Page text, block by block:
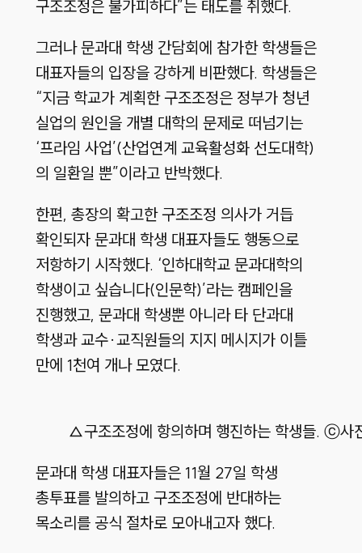
구조조정은 불가피하다”는 태도를 취했다.
그러나 문과대 학생 간담회에 참가한 학생들은
대표자들의 입장을 강하게 비판했다. 학생들은
“지금 학교가 계획한 구조조정은 정부가 청년
실업의 원인을 개별 대학의 문제로 떠넘기는
‘프라임 사업’(산업연계 교육활성화 선도대학)
의 일환일 뿐”이라고 반박했다.
한편, 총장의 확고한 구조조정 의사가 거듭
확인되자 문과대 학생 대표자들도 행동으로
저항하기 시작했다. ‘인하대학교 문과대학의
학생이고 싶습니다(인문학)’라는 캠페인을
진행했고, 문과대 학생뿐 아니라 타 단과대
학생과 교수·교직원들의 지지 메시지가 이틀
만에 1천여 개나 모였다.
△구조조정에 항의하며 행진하는 학생들. ⓒ사
문과대 학생 대표자들은 11월 27일 학생
총투표를 발의하고 구조조정에 반대하는
목소리를 공식 절차로 모아내고자 했다.